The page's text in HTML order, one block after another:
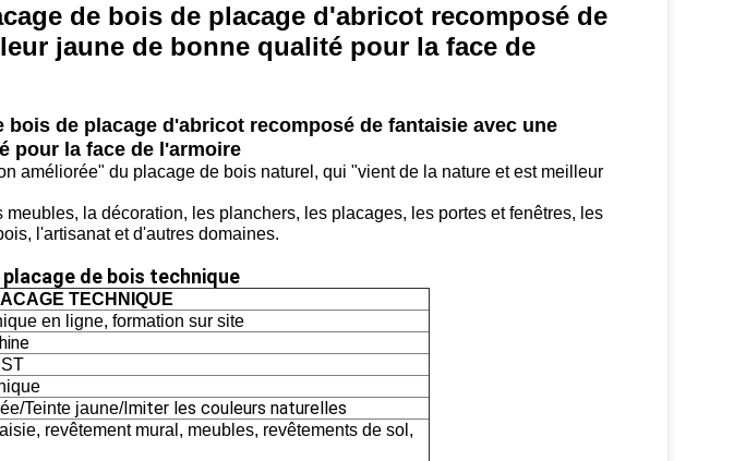
de bois de placage d'abricot recomposé de
jaune de bonne qualité pour la face de
bois de placage d'abricot recomposé de fantaisie avec une
pour la face de l'armoire
améliorée" du placage de bois naturel, qui "vient de la nature et est meilleur
meubles, la décoration, les planchers, les placages, les portes et fenêtres, les
l'artisanat et d'autres domaines.
de bois technique
TECHNIQUE
en ligne, formation sur site
Teinte jaune/Imiter les couleurs naturelles
revêtement mural, meubles, revêtements de sol,